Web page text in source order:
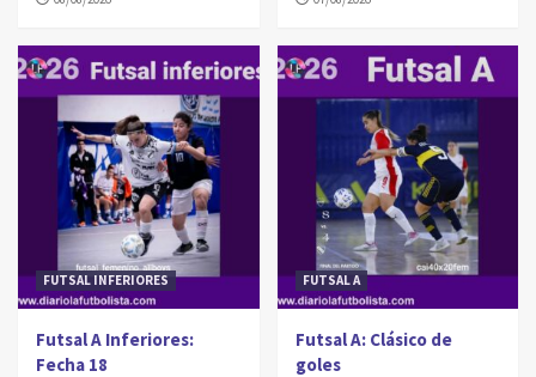
FUTSAL INFERIORES
Futsal A Inferiores:
Fecha 18
FUTSAL A
Futsal A: Clásico de
goles